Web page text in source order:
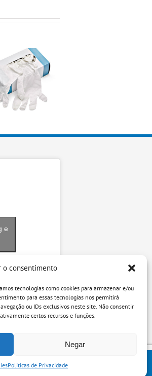
o consentimento
tecnologias como cookies para armazenar e/ou
para essas tecnologias nos permitirá
ou IDs exclusivos neste site. Não consentir
certos recursos e funções.
Negar
Políticas de Privacidade
e